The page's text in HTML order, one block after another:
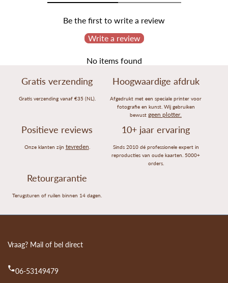
Be the first to write a review
Write a review
No items found
Gratis verzending
Gratis verzending vanaf €35 (NL).
Hoogwaardige afdruk
Afgedrukt met een speciale printer voor
fotografie en kunst. Wij gebruiken
bewust geen plotter.
Positieve reviews
Onze klanten zijn tevreden
10+ jaar ervaring
Sinds 2010 dé professionele expert in
reproducties van oude kaarten. 5000+
orders.
Retourgarantie
Terugsturen of ruilen binnen 14 dagen.
Vraag? Mail of bel direct
06-53149479